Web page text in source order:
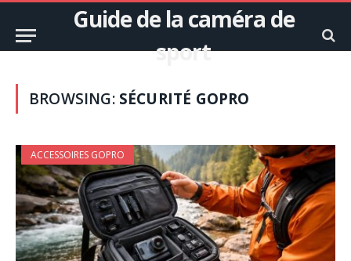
Guide de la caméra de
sport
BROWSING: SÉCURITÉ GOPRO
ACCESSOIRES GOPRO